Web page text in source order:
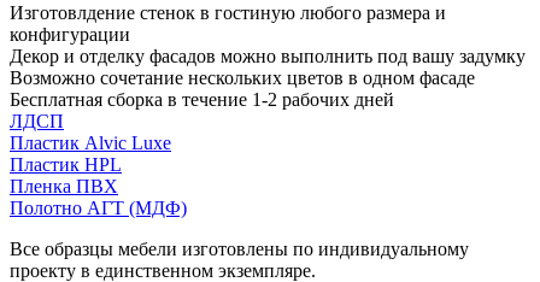
Изготовлдение стенок в гостиную любого размера и
конфигурации
Декор и отделку фасадов можно выполнить под вашу задумку
Возможно сочетание нескольких цветов в одном фасаде
Бесплатная сборка в течение 1-2 рабочих дней
ЛДСП
Пластик Alvic Luxe
Пластик HPL
Пленка ПВХ
Полотно АГТ (МДФ)
Все образцы мебели изготовлены по индивидуальному
проекту в единственном экземпляре.